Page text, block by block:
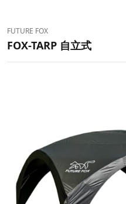
FUTURE FOX
FOX-TARP 自立式